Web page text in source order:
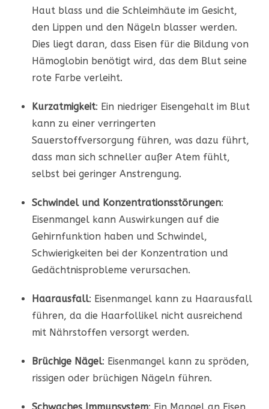
Haut blass und die Schleimhäute im Gesicht,
den Lippen und den Nägeln blasser werden.
Dies liegt daran, dass Eisen für die Bildung von
Hämoglobin benötigt wird, das dem Blut seine
rote Farbe verleiht.
Kurzatmigkeit: Ein niedriger Eisengehalt im Blut
kann zu einer verringerten
Sauerstoffversorgung führen, was dazu führt,
dass man sich schneller außer Atem fühlt,
selbst bei geringer Anstrengung.
Schwindel und Konzentrationsstörungen:
Eisenmangel kann Auswirkungen auf die
Gehirnfunktion haben und Schwindel,
Schwierigkeiten bei der Konzentration und
Gedächtnisprobleme verursachen.
Haarausfall: Eisenmangel kann zu Haarausfall
führen, da die Haarfollikel nicht ausreichend
mit Nährstoffen versorgt werden.
Brüchige Nägel: Eisenmangel kann zu spröden,
rissigen oder brüchigen Nägeln führen.